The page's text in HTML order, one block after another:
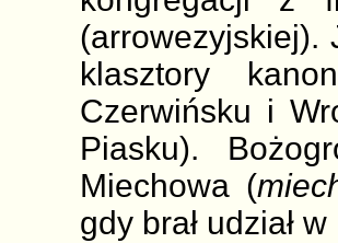
(arrowezyjskiej).
klasztory
Czerwińsku i
Piasku).
Miechowa (
gdy brał udział